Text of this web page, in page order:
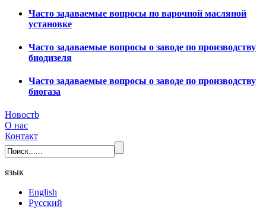
Часто задаваемые вопросы по варочной масляной
установке
Часто задаваемые вопросы о заводе по производству
биодизеля
Часто задаваемые вопросы о заводе по производству
биогаза
Новостb
О нас
Контакт
язык
English
Pусский